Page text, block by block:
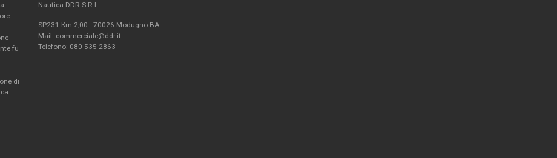
fu
di
Nautica DDR S.R.L.
SP231 Km 2,00 - 70026 Modugno BA
Mail: commerciale@ddr.it
Telefono: 080 535 2863